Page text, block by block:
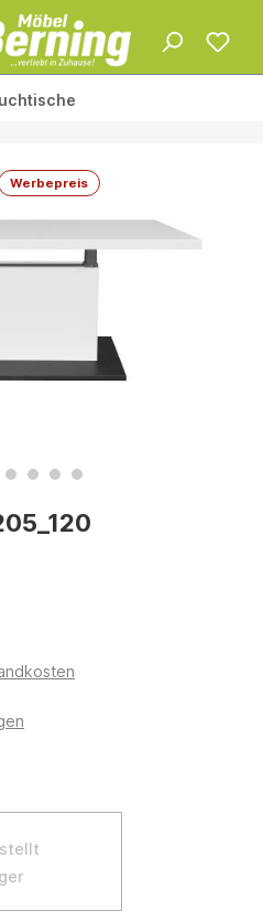
Werbepreis